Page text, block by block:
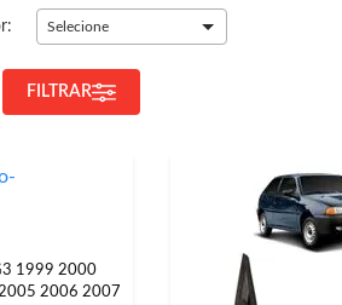
Selecione
FILTRAR
1999 2000
2006 2007